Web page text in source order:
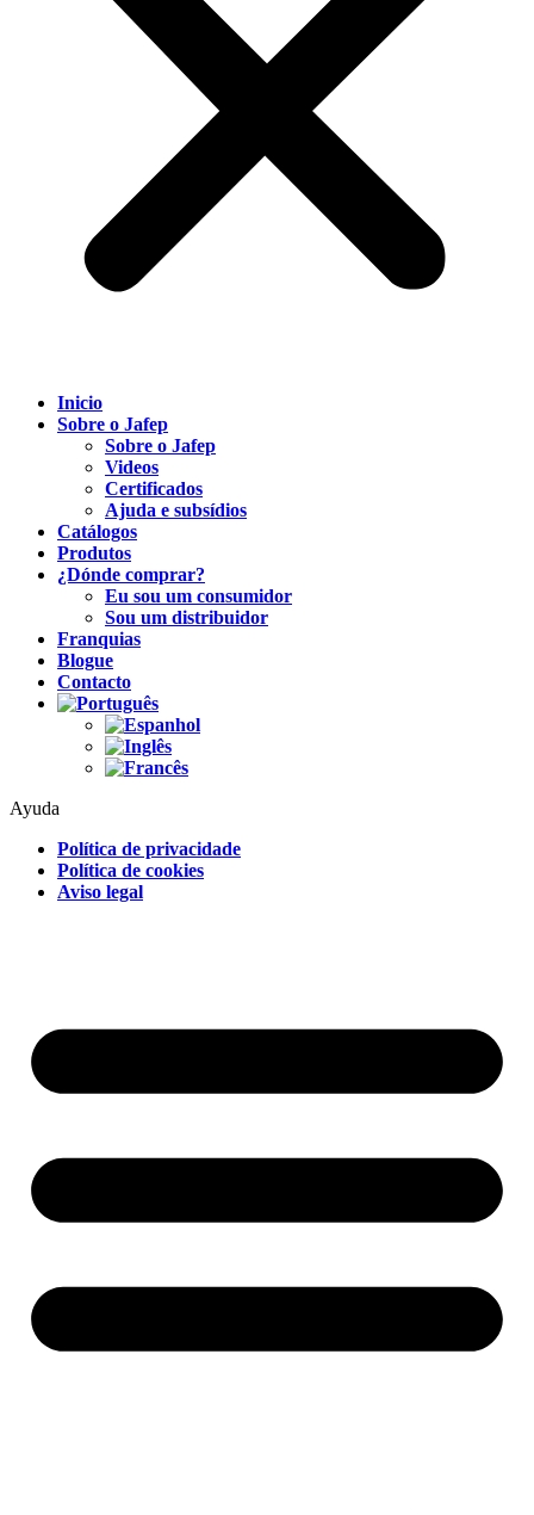
Inicio
Sobre o Jafep
Sobre o Jafep
Videos
Certificados
Ajuda e subsídios
Catálogos
Produtos
¿Dónde comprar?
Eu sou um consumidor
Sou um distribuidor
Franquias
Blogue
Contacto
Ayuda
Política de privacidade
Política de cookies
Aviso legal